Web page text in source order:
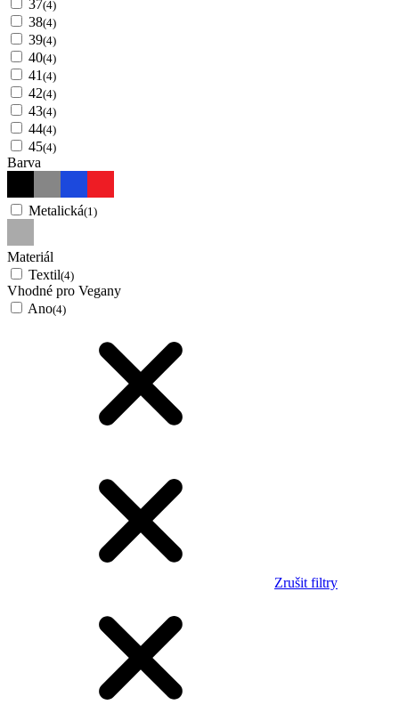
37(4)
38(4)
39(4)
40(4)
41 (4)
42(4)
43(4)
44(4)
45(4)
Barva
Metalická(1)
Materiál
Textil(4)
Vhodné pro Vegany
Ano(4)
Zrušit filtry